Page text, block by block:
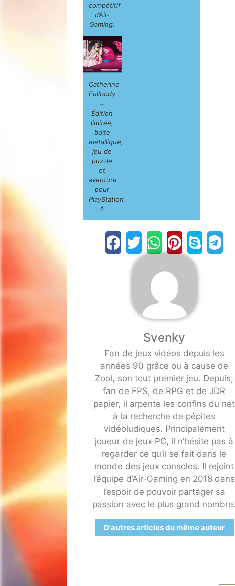
compétitif
d’Air-
Gaming.
Catherine
Fullbody
–
Édition
limitée,
boîte
métallique,
jeu de
puzzle
et
aventure
pour
PlayStation
4.
Svenky
Fan de jeux vidéos depuis les
années 90 grâce ou à cause de
Zool, son tout premier jeu. Depuis,
fan de FPS, de RPG et de JDR
papier, il arpente les confins du net
à la recherche de pépites
vidéoludiques. Principalement
joueur de jeux PC, il n’hésite pas à
regarder ce qu’il se fait dans le
monde des jeux consoles. Il rejoint
l’équipe d’Air-Gaming en 2018 dans
l’espoir de pouvoir partager sa
passion avec le plus grand nombre.
D'autres articles du même auteur